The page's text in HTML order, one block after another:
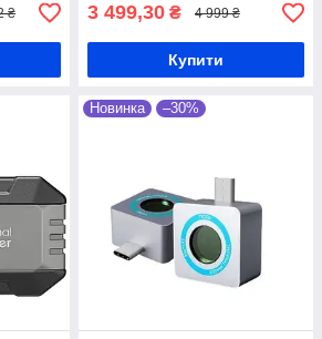
₴ 3 499,30 ₴ 4 999 ₴
Купити
Новинка –30%